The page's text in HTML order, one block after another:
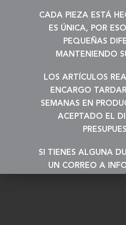
CADA PIEZA ESTÁ
ES ÚNICA, POR
PEQUEÑAS
MANTENIENDO
LOS ARTÍCULOS
ENCARGO
SEMANAS EN
ACEPTADO EL
SI TIENES ALGUNA
UN CORREO A